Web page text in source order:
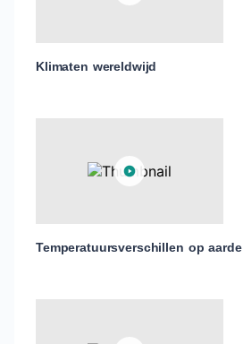
Klimaten wereldwijd
Temperatuursverschillen op aarde